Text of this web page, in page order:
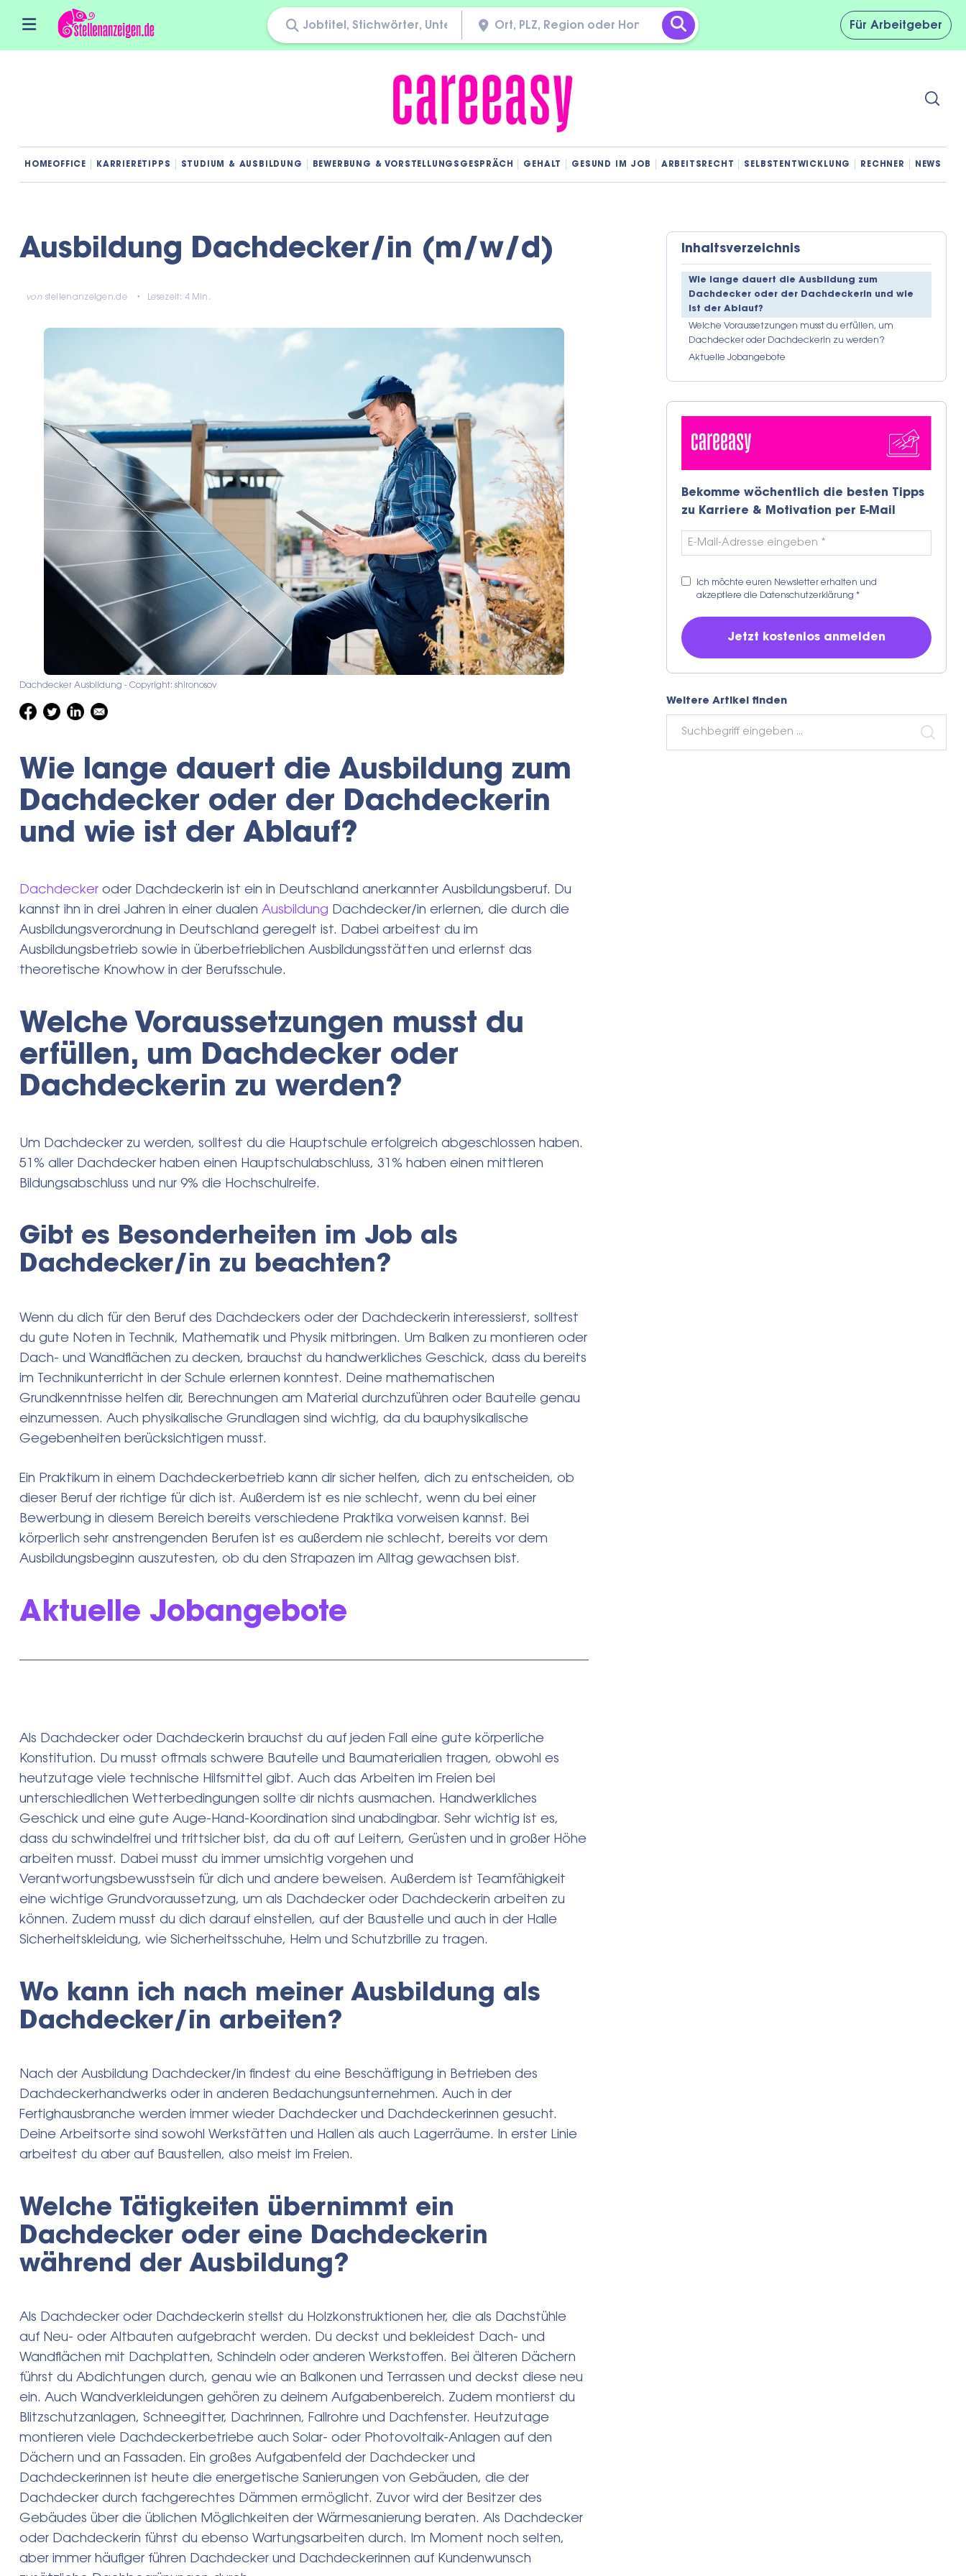
Für Arbeitgeber
HOMEOFFICE KARRIERETIPPS STUDIUM & AUSBILDUNG BEWERBUNG & VORSTELLUNGSGESPRÄCH GEHALT GESUND IM JOB ARBEITSRECHT SELBSTENTWICKLUNG RECHNER NEWS
Ausbildung Dachdecker/in (m/w/d)
von stellenanzeigen.de Lesezeit: 4 Min.
Dachdecker Ausbildung - Copyright: shironosov
Wie lange dauert die Ausbildung zum
Dachdecker oder der Dachdeckerin
und wie ist der Ablauf?
Dachdecker oder Dachdeckerin ist ein in Deutschland anerkannter Ausbildungsberuf. Du
kannst ihn in drei Jahren in einer dualen Ausbildung Dachdecker/in erlernen, die durch die
Ausbildungsverordnung in Deutschland geregelt ist. Dabei arbeitest du im
Ausbildungsbetrieb sowie in überbetrieblichen Ausbildungsstätten und erlernst das
theoretische Knowhow in der Berufsschule.
Welche Voraussetzungen musst du
erfüllen, um Dachdecker oder
Dachdeckerin zu werden?
Um Dachdecker zu werden, solltest du die Hauptschule erfolgreich abgeschlossen haben.
51% aller Dachdecker haben einen Hauptschulabschluss, 31% haben einen mittleren
Bildungsabschluss und nur 9% die Hochschulreife.
Gibt es Besonderheiten im Job als
Dachdecker/in zu beachten?
Wenn du dich für den Beruf des Dachdeckers oder der Dachdeckerin interessierst, solltest
du gute Noten in Technik, Mathematik und Physik mitbringen. Um Balken zu montieren oder
Dach- und Wandflächen zu decken, brauchst du handwerkliches Geschick, dass du bereits
im Technikunterricht in der Schule erlernen konntest. Deine mathematischen
Grundkenntnisse helfen dir, Berechnungen am Material durchzuführen oder Bauteile genau
einzumessen. Auch physikalische Grundlagen sind wichtig, da du bauphysikalische
Gegebenheiten berücksichtigen musst.
Ein Praktikum in einem Dachdeckerbetrieb kann dir sicher helfen, dich zu entscheiden, ob
dieser Beruf der richtige für dich ist. Außerdem ist es nie schlecht, wenn du bei einer
Bewerbung in diesem Bereich bereits verschiedene Praktika vorweisen kannst. Bei
körperlich sehr anstrengenden Berufen ist es außerdem nie schlecht, bereits vor dem
Ausbildungsbeginn auszutesten, ob du den Strapazen im Alltag gewachsen bist.
Aktuelle Jobangebote
Als Dachdecker oder Dachdeckerin brauchst du auf jeden Fall eine gute körperliche
Konstitution. Du musst oftmals schwere Bauteile und Baumaterialien tragen, obwohl es
heutzutage viele technische Hilfsmittel gibt. Auch das Arbeiten im Freien bei
unterschiedlichen Wetterbedingungen sollte dir nichts ausmachen. Handwerkliches
Geschick und eine gute Auge-Hand-Koordination sind unabdingbar. Sehr wichtig ist es,
dass du schwindelfrei und trittsicher bist, da du oft auf Leitern, Gerüsten und in großer Höhe
arbeiten musst. Dabei musst du immer umsichtig vorgehen und
Verantwortungsbewusstsein für dich und andere beweisen. Außerdem ist Teamfähigkeit
eine wichtige Grundvoraussetzung, um als Dachdecker oder Dachdeckerin arbeiten zu
können. Zudem musst du dich darauf einstellen, auf der Baustelle und auch in der Halle
Sicherheitskleidung, wie Sicherheitsschuhe, Helm und Schutzbrille zu tragen.
Wo kann ich nach meiner Ausbildung als
Dachdecker/in arbeiten?
Nach der Ausbildung Dachdecker/in findest du eine Beschäftigung in Betrieben des
Dachdeckerhandwerks oder in anderen Bedachungsunternehmen. Auch in der
Fertighausbranche werden immer wieder Dachdecker und Dachdeckerinnen gesucht.
Deine Arbeitsorte sind sowohl Werkstätten und Hallen als auch Lagerräume. In erster Linie
arbeitest du aber auf Baustellen, also meist im Freien.
Welche Tätigkeiten übernimmt ein
Dachdecker oder eine Dachdeckerin
während der Ausbildung?
Als Dachdecker oder Dachdeckerin stellst du Holzkonstruktionen her, die als Dachstühle
auf Neu- oder Altbauten aufgebracht werden. Du deckst und bekleidest Dach- und
Wandflächen mit Dachplatten, Schindeln oder anderen Werkstoffen. Bei älteren Dächern
führst du Abdichtungen durch, genau wie an Balkonen und Terrassen und deckst diese neu
ein. Auch Wandverkleidungen gehören zu deinem Aufgabenbereich. Zudem montierst du
Blitzschutzanlagen, Schneegitter, Dachrinnen, Fallrohre und Dachfenster. Heutzutage
montieren viele Dachdeckerbetriebe auch Solar- oder Photovoltaik-Anlagen auf den
Dächern und an Fassaden. Ein großes Aufgabenfeld der Dachdecker und
Dachdeckerinnen ist heute die energetische Sanierungen von Gebäuden, die der
Dachdecker durch fachgerechtes Dämmen ermöglicht. Zuvor wird der Besitzer des
Gebäudes über die üblichen Möglichkeiten der Wärmesanierung beraten. Als Dachdecker
oder Dachdeckerin führst du ebenso Wartungsarbeiten durch. Im Moment noch selten,
aber immer häufiger führen Dachdecker und Dachdeckerinnen auf Kundenwunsch
Inhaltsverzeichnis
Wie lange dauert die Ausbildung zum
Dachdecker oder der Dachdeckerin und wie
ist der Ablauf?
Welche Voraussetzungen musst du erfüllen, um
Dachdecker oder Dachdeckerin zu werden?
Aktuelle Jobangebote
Bekomme wöchentlich die besten Tipps
zu Karriere & Motivation per E-Mail
Ich möchte euren Newsletter erhalten und
akzeptiere die Datenschutzerklärung *
Weitere Artikel finden
Search
Search
for: